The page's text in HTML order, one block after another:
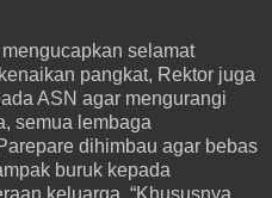
selamat
pangkat, Rektor juga
ASN agar mengurangi
semua lembaga
dihimbau agar bebas
buruk kepada